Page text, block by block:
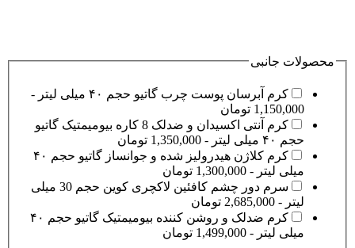
محصولات جانبی
کرم آبرسان پوست چرب گاتیو حجم ۴۰ میلی لیتر -
1,150,000 تومان
کرم آنتی اکسیدان و ضدلک 8 کاره بیومیمتیک گاتیو
حجم ۴۰ میلی لیتر -
1,350,000 تومان
کرم کلاژن هیدرولیز شده و جوانساز گاتیو حجم ۴۰
میلی لیتر - 1,300,000 تومان
سرم دور چشم کافئین لاکچری کوین حجم 30 میلی
لیتر - 2,685,000 تومان
کرم ضدلک و روشن کننده بیومیمتیک گاتیو حجم ۴۰
میلی لیتر - 1,499,000 تومان